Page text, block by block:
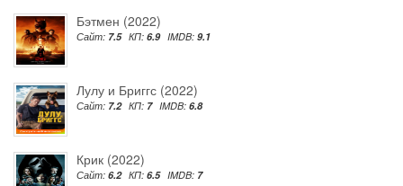
Бэтмен (2022)
Сайт: 7.5 КП: 6.9 IMDB: 9.1
Лулу и Бриггс (2022)
Сайт: 7.2 КП: 7 IMDB: 6.8
Крик (2022)
Сайт: 6.2 КП: 6.5 IMDB: 7